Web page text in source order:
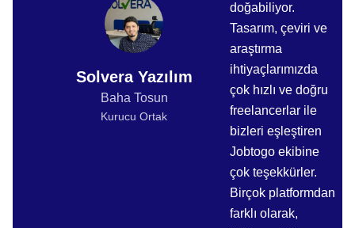
Solvera Yazılım
Baha Tosun
Kurucu Ortak
doğabiliyor.
Tasarım, çeviri ve
araştırma
ihtiyaçlarımızda
çok hızlı ve doğru
freelancerlar ile
bizleri eşleştiren
Jobtogo ekibine
çok teşekkürler.
Birçok platformdan
farklı olarak,